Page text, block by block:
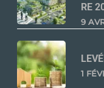
RE
9
1